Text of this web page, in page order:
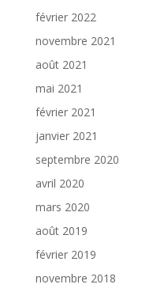
février 2022
novembre 2021
août 2021
mai 2021
février 2021
janvier 2021
septembre 2020
avril 2020
mars 2020
août 2019
février 2019
novembre 2018